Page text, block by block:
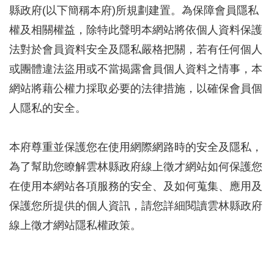
縣政府(以下簡稱本府)所規劃建置。為保障會員隱私
權及相關權益，除特此聲明本網站將依個人資料保護
法對於會員資料安全及隱私嚴格把關，若有任何個人
或團體違法盜用或不當揭露會員個人資料之情事，本
網站將藉公權力採取必要的法律措施，以確保會員個
人隱私的安全。
本府尊重並保護您在使用網際網路時的安全及隱私，
為了幫助您瞭解雲林縣政府線上徵才網站如何保護您
在使用本網站各項服務的安全、及如何蒐集、應用及
保護您所提供的個人資訊，請您詳細閱讀雲林縣政府
線上徵才網站隱私權政策。